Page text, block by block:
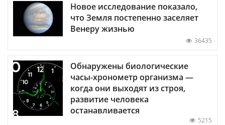
Новое исследование показало,
что Земля постепенно заселяет
Венеру жизнью
36435
Обнаружены биологические
часы-хронометр организма —
когда они выходят из строя,
развитие человека
останавливается
5215